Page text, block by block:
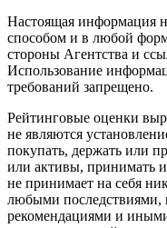
Настоящая информация
способом и в любой
стороны Агентства и
Использование
требований запрещено.
Рейтинговые оценки
не являются
покупать, держать или
или активы, принимать
не принимает на себя
любыми последствиями,
рекомендациями и